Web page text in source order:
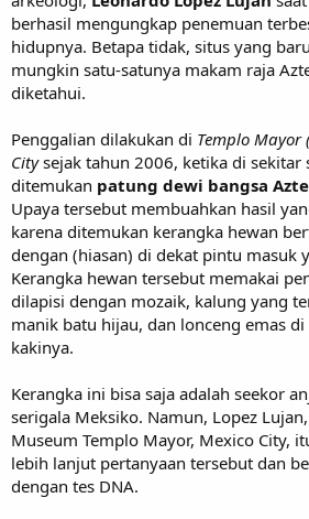
berhasil mengungkap penemuan
hidupnya. Betapa tidak, situs yang
mungkin satu-satunya makam raja
diketahui.
Penggalian dilakukan di Templo Mayor
Citysejak tahun 2006, ketika di sekitar
ditemukan patung dewi bangsa
Upaya tersebut membuahkan hasil
karena ditemukan kerangka hewan
dengan (hiasan) di dekat pintu masuk
Kerangka hewan tersebut memakai
dilapisi dengan mozaik, kalung yang
manik batu hijau, dan lonceng emas
kakinya.
Kerangka ini bisa saja adalah seekor
serigala Meksiko. Namun, Lopez
Museum Templo Mayor, Mexico City,
lebih lanjut pertanyaan tersebut dan
dengan tes DNA.